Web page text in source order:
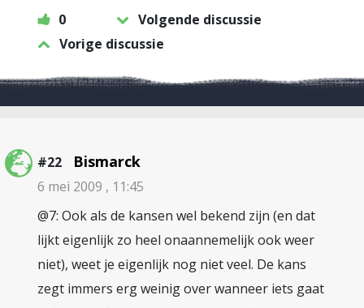
0
Volgende discussie
Vorige discussie
#22 Bismarck
6 mei 2009 , 11:45
@7: Ook als de kansen wel bekend zijn (en dat
lijkt eigenlijk zo heel onaannemelijk ook weer
niet), weet je eigenlijk nog niet veel. De kans
zegt immers erg weinig over wanneer iets gaat